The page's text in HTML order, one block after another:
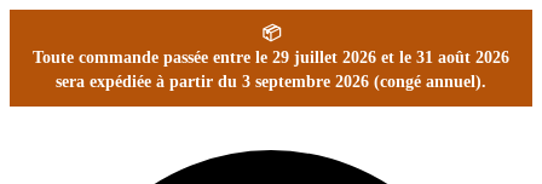
📦
Toute commande passée entre le 29 juillet 2026 et le 31 août 2026
sera expédiée à partir du 3 septembre 2026 (congé annuel).